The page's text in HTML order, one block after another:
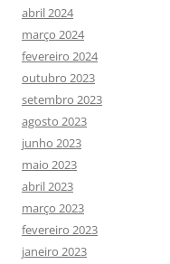
abril 2024
março 2024
fevereiro 2024
outubro 2023
setembro 2023
agosto 2023
junho 2023
maio 2023
abril 2023
março 2023
fevereiro 2023
janeiro 2023